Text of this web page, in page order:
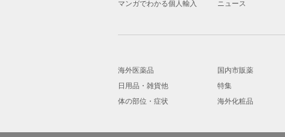
マンガでわかる個人輸入
ニュース
海外医薬品 国内市販薬
日用品・雑貨他
特集
体の部位・症状
海外化粧品